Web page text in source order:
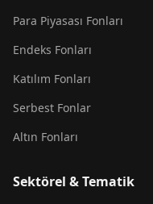
Para Piyasası Fonları
Endeks Fonları
Katılım Fonları
Serbest Fonlar
Altın Fonları
Sektörel & Tematik